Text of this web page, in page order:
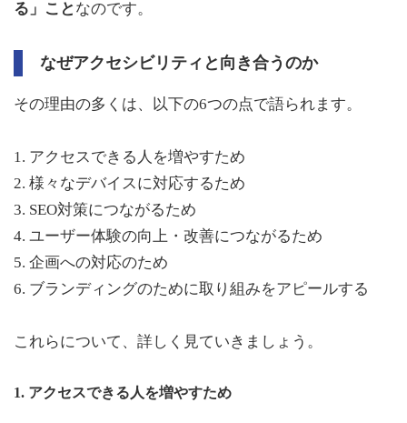
る」こと なのです。
なぜアクセシビリティと向き合うのか
その理由の多くは、以下の6つの点で語られます。
1. アクセスできる人を増やすため
2. 様々なデバイスに対応するため
3. SEO対策につながるため
4. ユーザー体験の向上・改善につながるため
5. 企画への対応のため
6. ブランディングのために取り組みをアピールする
これらについて、詳しく見ていきましょう。
1. アクセスできる人を増やすため